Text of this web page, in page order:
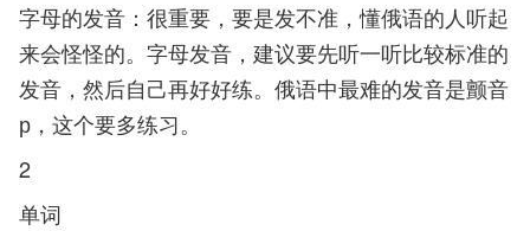
字母的发音：很重要，要是发不准，懂俄语的人听起
来会怪怪的。字母发音，建议要先听一听比较标准的
发音，然后自己再好好练。俄语中最难的发音是颤音
р，这个要多练习。
2
单词